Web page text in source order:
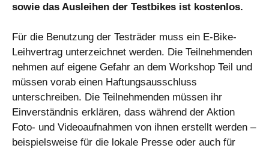
sowie das Ausleihen der Testbikes ist kostenlos.
Für die Benutzung der Testräder muss ein E-Bike-
Leihvertrag unterzeichnet werden. Die Teilnehmenden
nehmen auf eigene Gefahr an dem Workshop Teil und
müssen vorab einen Haftungsausschluss
unterschreiben. Die Teilnehmenden müssen ihr
Einverständnis erklären, dass während der Aktion
Foto- und Videoaufnahmen von ihnen erstellt werden –
beispielsweise für die lokale Presse oder auch für